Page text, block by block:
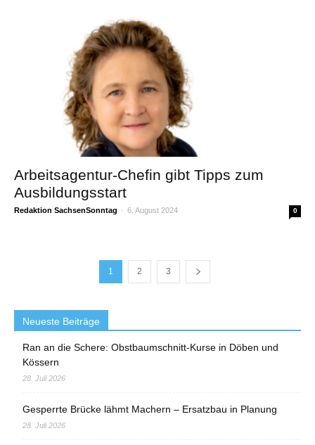
Arbeitsagentur-Chefin gibt Tipps zum
Ausbildungsstart
Redaktion SachsenSonntag - 6. August 2024 0
1 2 3
Neueste Beiträge
Ran an die Schere: Obstbaumschnitt-Kurse in Döben und
Kössern
28. Juli 2026
Gesperrte Brücke lähmt Machern – Ersatzbau in Planung
28. Juli 2026